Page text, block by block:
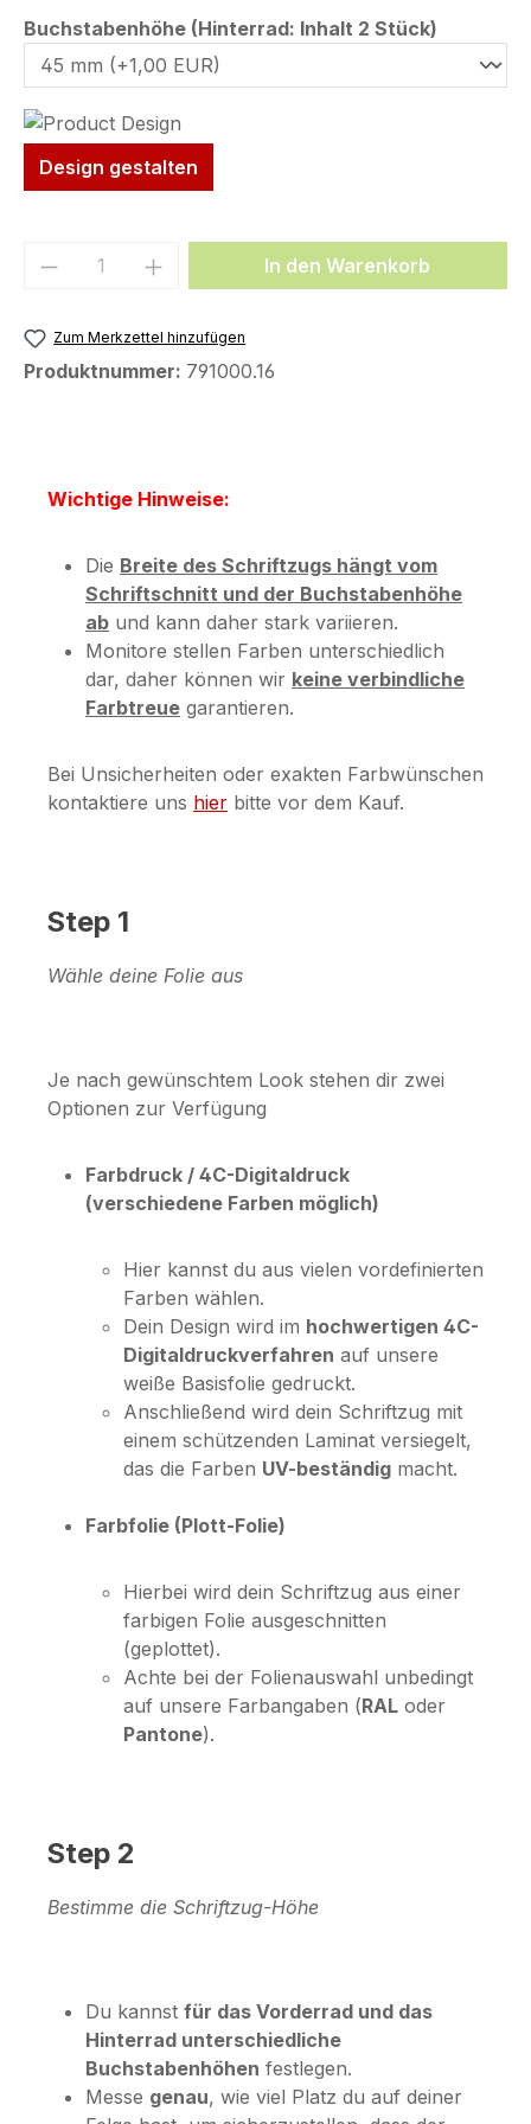
Buchstabenhöhe (Hinterrad: Inhalt 2 Stück)
Design gestalten
Produkt Anzahl: Gib denIn den Warenkorb
Zum Merkzettel hinzufügen
Produktnummer: 791000.16
Wichtige Hinweise:
Die Breite des Schriftzugs hängt vom
Schriftschnitt und der Buchstabenhöhe
ab und kann daher stark variieren.
Monitore stellen Farben unterschiedlich
dar, daher können wir keine verbindliche
Farbtreue garantieren.
Bei Unsicherheiten oder exakten Farbwünschen
kontaktiere uns hier bitte vor dem Kauf.
Step 1
Wähle deine Folie aus
Je nach gewünschtem Look stehen dir zwei
Optionen zur Verfügung
Farbdruck / 4C-Digitaldruck
(verschiedene Farben möglich)
Hier kannst du aus vielen vordefinierten
Farben wählen.
Dein Design wird im hochwertigen 4C-
Digitaldruckverfahren auf unsere
weiße Basisfolie gedruckt.
Anschließend wird dein Schriftzug mit
einem schützenden Laminat versiegelt,
das die Farben UV-beständig macht.
Farbfolie (Plott-Folie)
Hierbei wird dein Schriftzug aus einer
farbigen Folie ausgeschnitten
(geplottet).
Achte bei der Folienauswahl unbedingt
auf unsere Farbangaben (RAL oder
Pantone).
Step 2
Bestimme die Schriftzug-Höhe
Du kannst für das Vorderrad und das
Hinterrad unterschiedliche
Buchstabenhöhen festlegen.
Messe genau, wie viel Platz du auf deiner